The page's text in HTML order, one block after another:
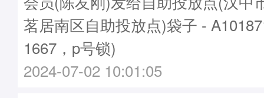
茗居南区自助投放点)袋子 -
1667，p号锁)
2024-07-02 10:01:05